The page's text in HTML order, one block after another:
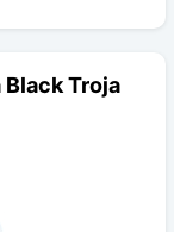
бутоны собраны
Troja